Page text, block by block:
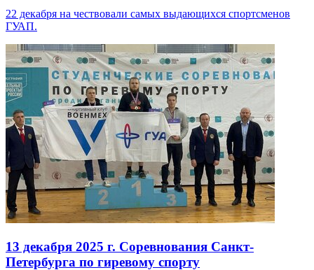
22 декабря на чествовали самых выдающихся спортсменов
ГУАП.
13 декабря 2025 г. Соревнования Санкт-
Петербурга по гиревому спорту